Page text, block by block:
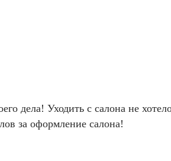
дела! Уходить с салона не
за оформление салона!